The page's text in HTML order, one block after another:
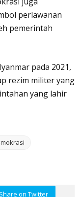
perlawanan
pemerintah
pada 2021,
rezim militer yang
yang lahir
Share on Twitter